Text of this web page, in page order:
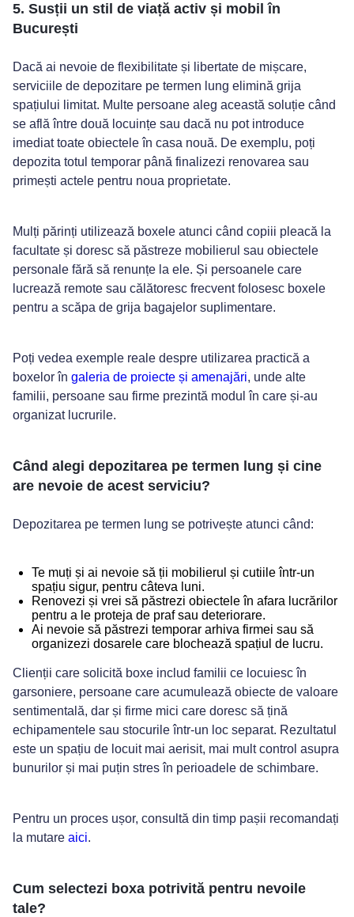
5. Susții un stil de viață activ și mobil în
București
Dacă ai nevoie de flexibilitate și libertate de mișcare,
serviciile de depozitare pe termen lung elimină grija
spațiului limitat. Multe persoane aleg această soluție când
se află între două locuințe sau dacă nu pot introduce
imediat toate obiectele în casa nouă. De exemplu, poți
depozita totul temporar până finalizezi renovarea sau
primești actele pentru noua proprietate.
Mulți părinți utilizează boxele atunci când copiii pleacă la
facultate și doresc să păstreze mobilierul sau obiectele
personale fără să renunțe la ele. Și persoanele care
lucrează remote sau călătoresc frecvent folosesc boxele
pentru a scăpa de grija bagajelor suplimentare.
Poți vedea exemple reale despre utilizarea practică a
boxelor în galeria de proiecte și amenajări, unde alte
familii, persoane sau firme prezintă modul în care și-au
organizat lucrurile.
Când alegi depozitarea pe termen lung și cine
are nevoie de acest serviciu?
Depozitarea pe termen lung se potrivește atunci când:
Te muți și ai nevoie să ții mobilierul și cutiile într-un
spațiu sigur, pentru câteva luni.
Renovezi și vrei să păstrezi obiectele în afara lucrărilor
pentru a le proteja de praf sau deteriorare.
Ai nevoie să păstrezi temporar arhiva firmei sau să
organizezi dosarele care blochează spațiul de lucru.
Clienții care solicită boxe includ familii ce locuiesc în
garsoniere, persoane care acumulează obiecte de valoare
sentimentală, dar și firme mici care doresc să țină
echipamentele sau stocurile într-un loc separat. Rezultatul
este un spațiu de locuit mai aerisit, mai mult control asupra
bunurilor și mai puțin stres în perioadele de schimbare.
Pentru un proces ușor, consultă din timp pașii recomandați
la mutare aici.
Cum selectezi boxa potrivită pentru nevoile
tale?